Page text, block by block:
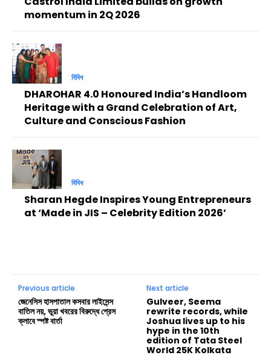
momentum in 2Q 2026
বিবিধ
DHAROHAR 4.0 Honoured India’s Handloom
Heritage with a Grand Celebration of Art,
Culture and Conscious Fashion
বিবিধ
Sharan Hegde Inspires Young Entrepreneurs
at ‘Made in JIS – Celebrity Edition 2026’
Previous article
জেনেসিস হাসপাতাল কসবার লাইসেন্স
বাতিল নয়, ভুয়া খবরের বিরুদ্ধে প্রেস
ক্লাবে স্পষ্ট বার্তা
Next article
Gulveer, Seema
rewrite records, while
Joshua lives up to his
hype in the 10th
edition of Tata Steel
World 25K Kolkata